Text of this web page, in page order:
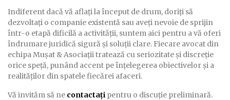
Indiferent dacă vă aflați la început de drum, doriți să
dezvoltați o companie existentă sau aveți nevoie de sprijin
într-o etapă dificilă a activității, suntem aici pentru a vă oferi
îndrumare juridică sigură și soluții clare. Fiecare avocat din
echipa Muşat & Asociații tratează cu seriozitate și discreție
orice speță, punând accent pe înțelegerea obiectivelor și a
realităților din spatele fiecărei afaceri.
Vă invităm să ne contactați pentru o discuție preliminară.